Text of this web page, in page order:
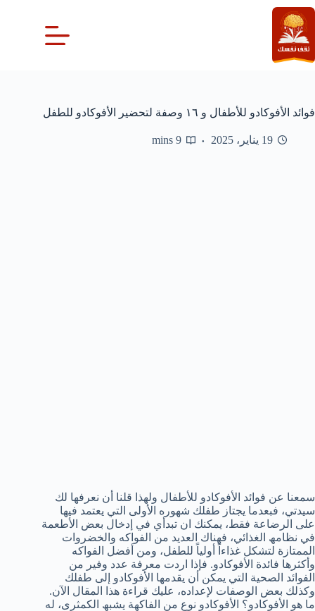
التجاوز
إلى
المحتوى
فوائد الأفوكادو للأطفال و ١٦ وصفة لتحضير الأفوكادو للطفل
19 يناير، 2025 9 mins
سمعنا عن فوائد الأفوكادو للأطفال ولهذا قلنا أن نعرفها لك
سيدتي، فبعدما یجتاز طفلك شھوره الأولى التي یعتمد فیھا
على الرضاعة فقط، یمكنك ان تبدأي في إدخال بعض الأطعمة
في نظامھ الغذائي، فھناك العدید من الفواكه والخضروات
الممتازة لتشكل غذاءاً أولیاً للطفل، ومن أفضل الفواكه
وأكثرھا فائدة الأفوكادو. فإذا اردت معرفة عدد وفیر من
الفوائد الصحیة التي یمكن أن یقدمھا الأفوكادو إلى طفلك
وكذلك بعض الوصفات لإعداده، علیك قراءة ھذا المقال الآن.
ما ھو الأفوكادو؟ الأفوكادو نوع من الفاكھة یشبھ الكمثرى، له